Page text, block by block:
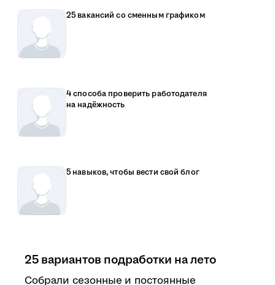
25 вакансий со сменным графиком
4 способа проверить работодателя
на надёжность
5 навыков, чтобы вести свой блог
25 вариантов подработки на лето
Собрали сезонные и постоянные